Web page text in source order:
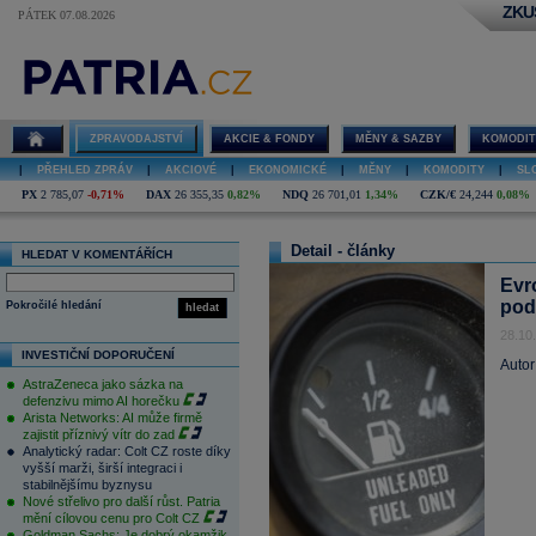
PÁTEK 07.08.2026
ZPRAVODAJSTVÍ AKCIE & FONDY MĚNY & SAZBY
PŘEHLED ZPRÁV AKCIOVÉ EKONOMICKÉ MĚNY KOMODITY
PX 2 785,07 -0,71% DAX 26 355,35 0,82% NDQ 26 701,01 1,34% CZK/€ 24,244 0,08%
HLEDAT V KOMENTÁŘÍCH
hledat
Pokročilé hledání
INVESTIČNÍ DOPORUČENÍ
AstraZeneca jako sázka na
defenzivu mimo AI horečku
Arista Networks: AI může firmě
zajistit příznivý vítr do zad
Analytický radar: Colt CZ roste díky
vyšší marži, širší integraci i
stabilnějšímu byznysu
Nové střelivo pro další růst. Patria
mění cílovou cenu pro Colt CZ
Detail - články